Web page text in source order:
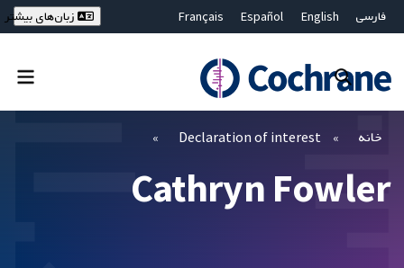
فارسی English
Español
Français
Bahasa Malaysia
ไทย
繁體中文
زبان‌های بیشتر
فیلترها خانه Declaration of interest
Cathryn Fowler